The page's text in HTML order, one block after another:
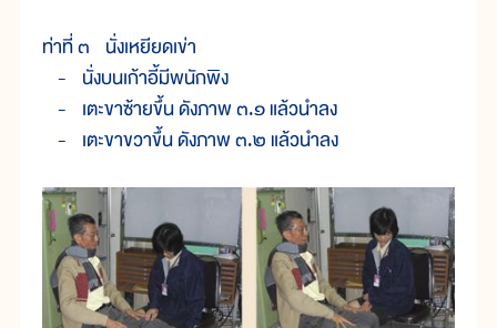
ท่าที่ ๓ นั่งเหยียดเข่า
- นั่งบนเก้าอี้มีพนักพิง
- เตะขาซ้ายขึ้น ดังภาพ ๓.๑ แล้วนำลง
- เตะขาขวาขึ้น ดังภาพ ๓.๒ แล้วนำลง